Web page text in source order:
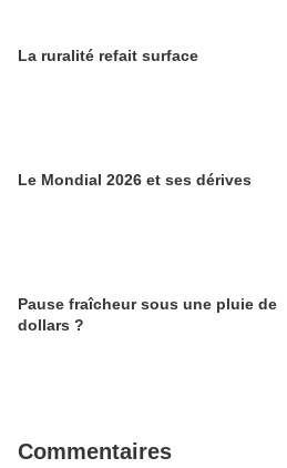
Le Mondial 2026 et ses dérives
Pause fraîcheur sous une pluie de
dollars ?
Commentaires